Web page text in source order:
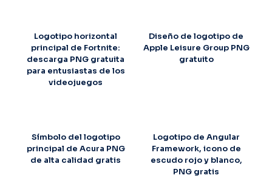
Logotipo horizontal
principal de Fortnite:
descarga PNG gratuita
para entusiastas de los
videojuegos
Diseño de logotipo de
Apple Leisure Group PNG
gratuito
Símbolo del logotipo
principal de Acura PNG
de alta calidad gratis
Logotipo de Angular
Framework, icono de
escudo rojo y blanco,
PNG gratis